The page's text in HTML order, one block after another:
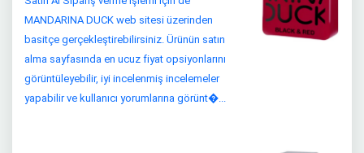
MANDARINA DUCK web sitesi üzerinden
basitçe gerçekleştirebilirsiniz. Ürünün satın
alma sayfasında en ucuz fiyat opsiyonlarını
görüntüleyebilir, iyi incelenmiş incelemeler
yapabilir ve kullanıcı yorumlarına görünt�...